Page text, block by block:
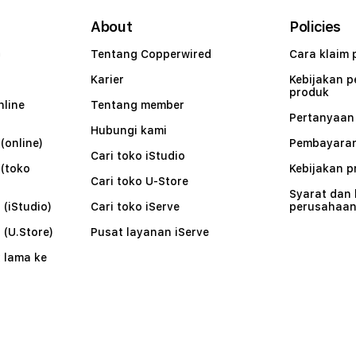
lama ke
About
Tentang Copperwired
Karier
Tentang member
Hubungi kami
Cari toko iStudio
Cari toko U-Store
Cari toko iServe
Pusat layanan iServe
Policies
Cara klaim
Kebijakan
produk
Pertanyaan
Kebijakan
Syarat dan
perusahaan